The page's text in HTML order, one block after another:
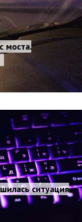
моста.
ситуация